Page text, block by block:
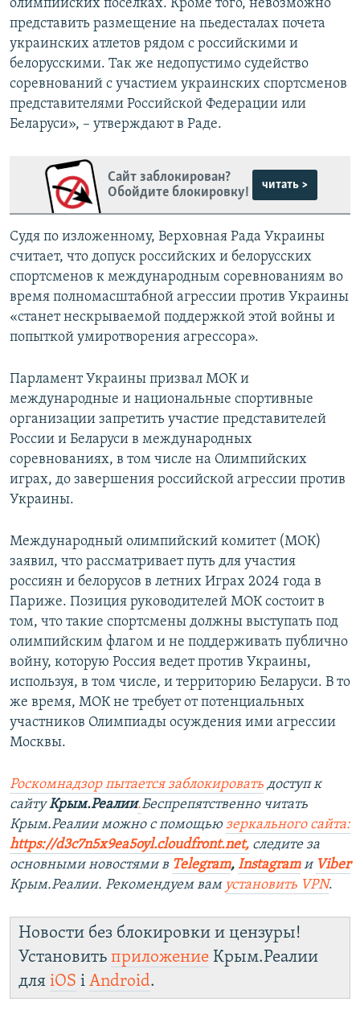
олимпийских поселках. Кроме того, невозможно
представить размещение на пьедесталах почета
украинских атлетов рядом с российскими и
белорусскими. Так же недопустимо судейство
соревнований с участием украинских спортсменов
представителями Российской Федерации или
Беларуси», – утверждают в Раде.
Сайт заблокирован?
Обойдите блокировку!
читать >
Судя по изложенному, Верховная Рада Украины
считает, что допуск российских и белорусских
спортсменов к международным соревнованиям во
время полномасштабной агрессии против Украины
«станет нескрываемой поддержкой этой войны и
попыткой умиротворения агрессора».
Парламент Украины призвал МОК и
международные и национальные спортивные
организации запретить участие представителей
России и Беларуси в международных
соревнованиях, в том числе на Олимпийских
играх, до завершения российской агрессии против
Украины.
Международный олимпийский комитет (МОК)
заявил, что рассматривает путь для участия
россиян и белорусов в летних Играх 2024 года в
Париже. Позиция руководителей МОК состоит в
том, что такие спортсмены должны выступать под
олимпийским флагом и не поддерживать публично
войну, которую Россия ведет против Украины,
используя, в том числе, и территорию Беларуси. В то
же время, МОК не требует от потенциальных
участников Олимпиады осуждения ими агрессии
Москвы.
Роскомнадзор пытается заблокировать доступ к
сайтуКрым.Реалии.Беспрепятственно читать
Крым.Реалии можно с помощью зеркального сайта:
https://d3c7n5x9ea5oyl.cloudfront.net, следите за
основными новостями в Telegram, Instagramи Viber
Крым.Реалии. Рекомендуем вам установить VPN.
Новости без блокировки и цензуры!
Установить приложение Крым.Реалии
для iOS і Android.